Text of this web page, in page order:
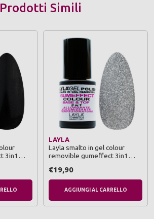
Prodotti Simili
3in1
LAYLA
Layla smalto in gel colour
removible gumeffect 3in1
€19,90
AGGIUNGI AL CARRELLO